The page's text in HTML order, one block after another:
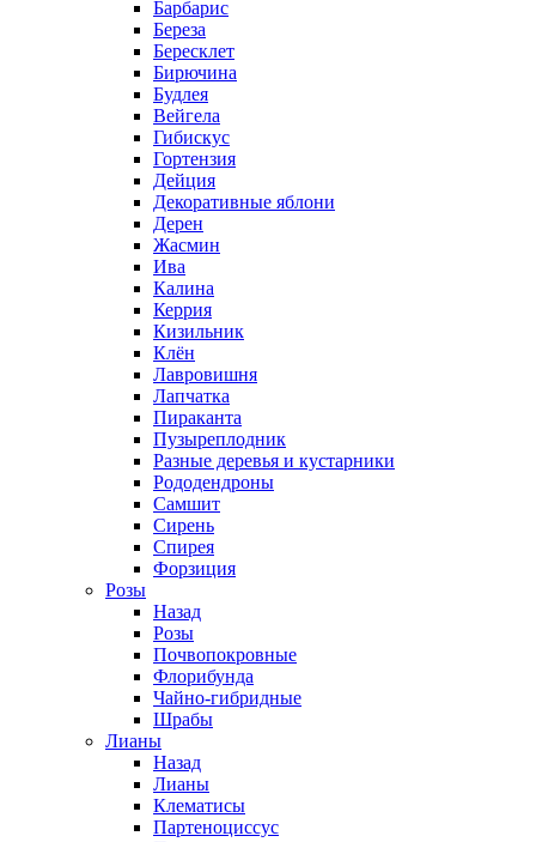
Барбарис
Береза
Бересклет
Бирючина
Будлея
Вейгела
Гибискус
Гортензия
Дейция
Декоративные яблони
Дерен
Жасмин
Ива
Калина
Керрия
Кизильник
Клён
Лавровишня
Лапчатка
Пираканта
Пузыреплодник
Разные деревья и кустарники
Рододендроны
Самшит
Сирень
Спирея
Форзиция
Розы
Назад
Розы
Почвопокровные
Флорибунда
Чайно-гибридные
Шрабы
Лианы
Назад
Лианы
Клематисы
Партеноциссус